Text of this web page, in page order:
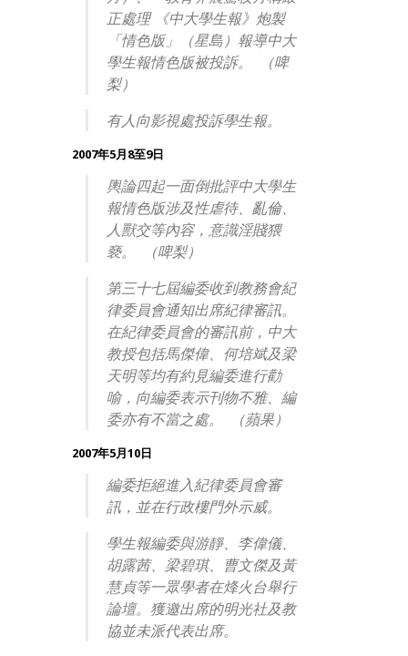
正處理 《中大學生報》炮製
「情色版」（星島）報導中大
學生報情色版被投訴。 （啤
梨）
有人向影視處投訴學生報。
2007年5月8至9日
輿論四起一面倒批評中大學生
報情色版涉及性虐待、亂倫、
人獸交等內容，意識淫賤猥
褻。 （啤梨）
第三十七屆編委收到教務會紀
律委員會通知出席紀律審訊。
在紀律委員會的審訊前，中大
教授包括馬傑偉、何培斌及梁
天明等均有約見編委進行勸
喻，向編委表示刊物不雅、編
委亦有不當之處。 （蘋果）
2007年5月10日
編委拒絕進入紀律委員會審
訊，並在行政樓門外示威。
學生報編委與游靜、李偉儀、
胡露茜、梁碧琪、曹文傑及黃
慧貞等一眾學者在烽火台舉行
論壇。獲邀出席的明光社及教
協並未派代表出席。